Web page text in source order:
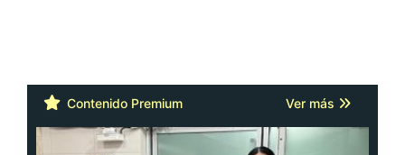
Contenido Premium Ver más